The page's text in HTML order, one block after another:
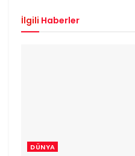
İlgili Haberler
DÜNYA